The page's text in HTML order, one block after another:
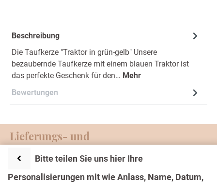
Bitte teilen Sie uns hier Ihre
Personalisierungen mit wie Anlass, Name, Datum,
Text
Beschreibung
Die Taufkerze "Traktor in grün-gelb" Unsere
bezaubernde Taufkerze mit einem blauen Traktor ist
das perfekte Geschenk für den… Mehr
Bewertungen
Service-Hotline
Lieferungs- und
Zahlungsmöglichkeiten